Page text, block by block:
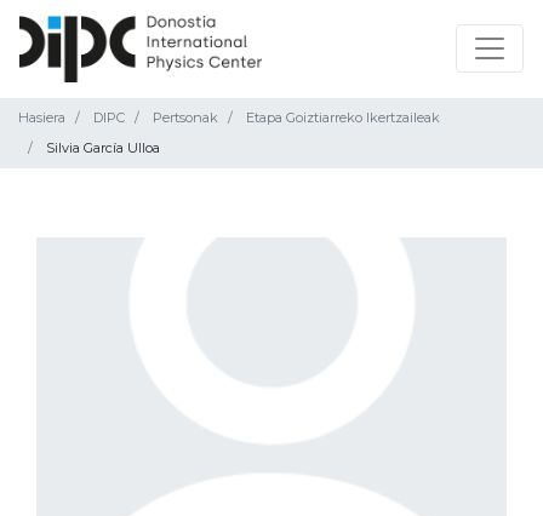
Hasiera DIPC Pertsonak
Etapa Goiztiarreko Ikertzaileak
Silvia García Ulloa